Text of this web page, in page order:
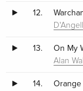
12.
13. On My
Alan
14.